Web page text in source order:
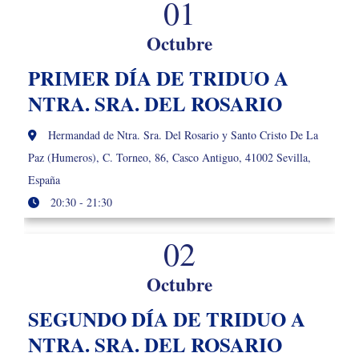
01
Octubre
PRIMER DÍA DE TRIDUO A
NTRA. SRA. DEL ROSARIO
Hermandad de Ntra. Sra. Del Rosario y Santo Cristo De La
Paz (Humeros), C. Torneo, 86, Casco Antiguo, 41002 Sevilla,
España
20:30 - 21:30
02
Octubre
SEGUNDO DÍA DE TRIDUO A
NTRA. SRA. DEL ROSARIO